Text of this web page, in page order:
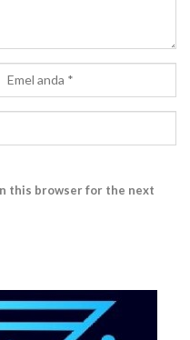
this browser for the next